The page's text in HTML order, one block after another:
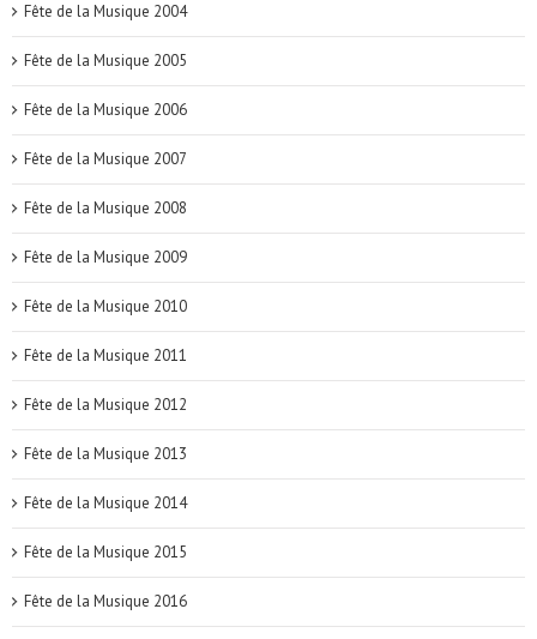
Fête de la Musique 2004
Fête de la Musique 2005
Fête de la Musique 2006
Fête de la Musique 2007
Fête de la Musique 2008
Fête de la Musique 2009
Fête de la Musique 2010
Fête de la Musique 2011
Fête de la Musique 2012
Fête de la Musique 2013
Fête de la Musique 2014
Fête de la Musique 2015
Fête de la Musique 2016